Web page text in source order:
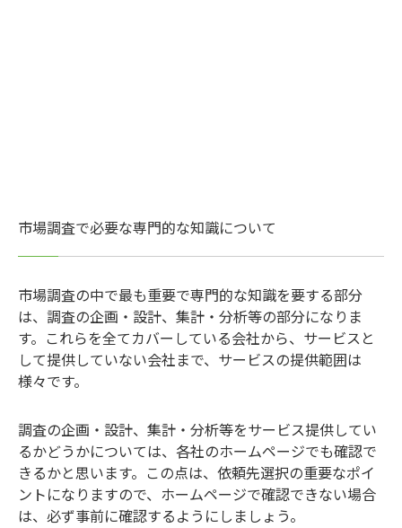
市場調査で必要な専門的な知識について
市場調査の中で最も重要で専門的な知識を要する部分
は、調査の企画・設計、集計・分析等の部分になりま
す。これらを全てカバーしている会社から、サービスと
して提供していない会社まで、サービスの提供範囲は
様々です。
調査の企画・設計、集計・分析等をサービス提供してい
るかどうかについては、各社のホームページでも確認で
きるかと思います。この点は、依頼先選択の重要なポイ
ントになりますので、ホームページで確認できない場合
は、必ず事前に確認するようにしましょう。